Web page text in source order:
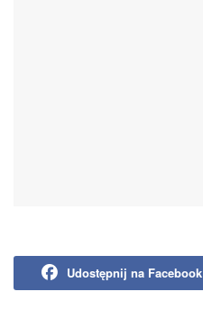
Udostępnij na Facebook